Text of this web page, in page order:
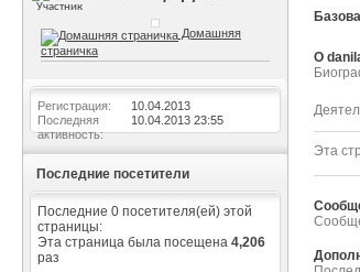
Участник
Домашняя
страничка
Регистрация
10.04.2013
Последняя
активность
10.04.2013 23:55
Последние посетители
Последние 0 посетителя(ей) этой
страницы:
Эта страница была посещена 4,206
раз
О
Эта